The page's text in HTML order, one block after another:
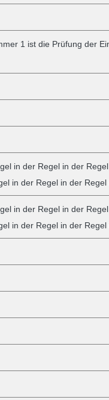
1 ist die Prüfung der
in der Regel in der
in der Regel in der
in der Regel in der
in der Regel in der